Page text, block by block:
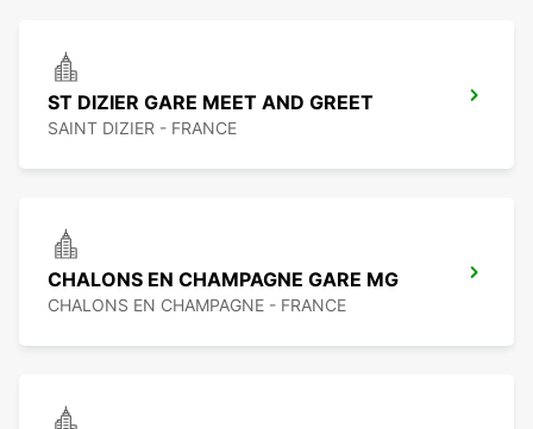
ST DIZIER GARE MEET AND GREET
SAINT DIZIER - FRANCE
CHALONS EN CHAMPAGNE GARE MG
CHALONS EN CHAMPAGNE - FRANCE